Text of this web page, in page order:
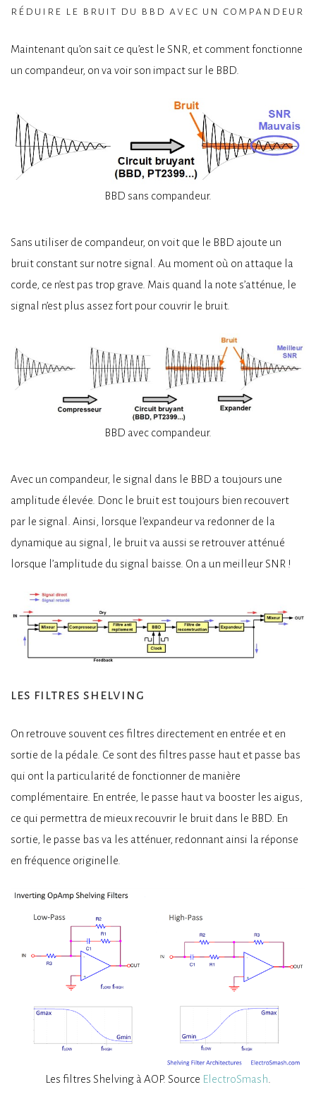
réduire le bruit du bbd avec un compandeur
Maintenant qu’on sait ce qu’est le SNR, et comment fonctionne
un compandeur, on va voir son impact sur le BBD.
BBD sans compandeur.
Sans utiliser de compandeur, on voit que le BBD ajoute un
bruit constant sur notre signal. Au moment où on attaque la
corde, ce n’est pas trop grave. Mais quand la note s’atténue, le
signal n’est plus assez fort pour couvrir le bruit.
BBD avec compandeur.
Avec un compandeur, le signal dans le BBD a toujours une
amplitude élevée. Donc le bruit est toujours bien recouvert
par le signal. Ainsi, lorsque l’expandeur va redonner de la
dynamique au signal, le bruit va aussi se retrouver atténué
lorsque l’amplitude du signal baisse. On a un meilleur SNR !
les filtres shelving
On retrouve souvent ces filtres directement en entrée et en
sortie de la pédale. Ce sont des filtres passe haut et passe bas
qui ont la particularité de fonctionner de manière
complémentaire. En entrée, le passe haut va booster les aigus,
ce qui permettra de mieux recouvrir le bruit dans le BBD. En
sortie, le passe bas va les atténuer, redonnant ainsi la réponse
en fréquence originelle.
Les filtres Shelving à AOP. Source ElectroSmash